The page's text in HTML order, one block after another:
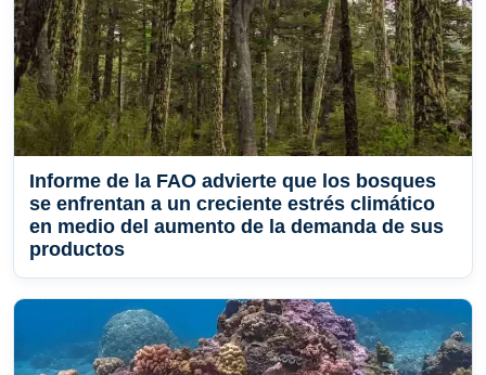
Informe de la FAO advierte que los bosques
se enfrentan a un creciente estrés climático
en medio del aumento de la demanda de sus
productos